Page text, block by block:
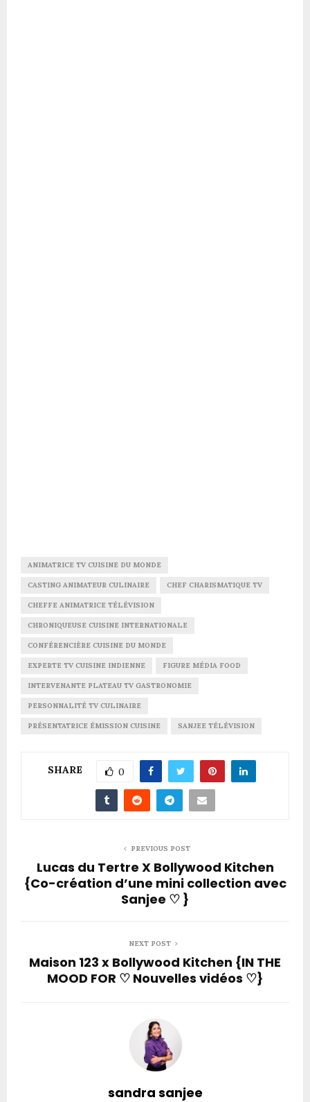
ANIMATRICE TV CUISINE DU MONDE
CASTING ANIMATEUR CULINAIRE CHEF CHARISMATIQUE TV
CHEFFE ANIMATRICE TÉLÉVISION
CHRONIQUEUSE CUISINE INTERNATIONALE
CONFÉRENCIÈRE CUISINE DU MONDE
EXPERTE TV CUISINE INDIENNE FIGURE MÉDIA FOOD
INTERVENANTE PLATEAU TV GASTRONOMIE
PERSONNALITÉ TV CULINAIRE
PRÉSENTATRICE ÉMISSION CUISINE SANJEE TÉLÉVISION
SHARE 0
PREVIOUS POST
Lucas du Tertre X Bollywood Kitchen
{Co-création d’une mini collection avec
Sanjee ♡ }
NEXT POST
Maison 123 x Bollywood Kitchen {IN THE
MOOD FOR ♡ Nouvelles vidéos ♡}
sandra sanjee